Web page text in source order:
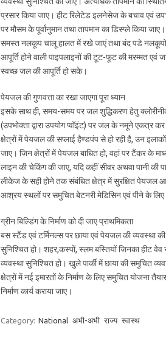
प्रसार किया जाए। हीट रिलेटेड इलनेसेज के बचाव एवं
पर मौसम के पूर्वानुमान तथा तापमान का डिस्प्ले किया
समस्त नलकूप चालू हालत में रखे जाएं तथा बंद पडे नलकूपों
आपूर्ति होने वाली पाइपलाइनों की टूट-फूट की मरम्मत एवं
स्वच्छ जल की आपूर्ति हो सके।
पेयजल की गुणवत्ता का रखा जाएगा पूरा ध्यान
इसके साथ ही, समय-समय पर जल शुद्धिकरण हेतु
(उपभोक्ता द्वारा उपयोग प्वॉइंट) पर जल के नमूने एकत्र
क्षेत्रों में पेयजल की सप्लाई हैण्डपंप से हो रही है, उन
जाए। जिन क्षेत्रों में पेयजल बाधित हो, वहां पर टैंकर के
लाइन की चेकिंग की जाए, यदि कहीं सीवर अथवा पानी
लीकेज के सही होने तक संबंधित क्षेत्र में सुरक्षित पेयजल
आश्रय स्थलों पर समुचित बेटनरी मेडिसिन एवं पीने के
ग्रीन बिल्डिंग के निर्माण को दी जाए प्राथमिकता
बस स्टैंड एवं टर्मिनल्स पर छाया एवं पेयजल की व्यवस्था की
सुनिश्चित हो। शहर,कस्पों, स्लम बस्तियों जिनका हीट वेव
व्यवस्था सुनिश्चित हो। खुले पार्की में छाया की समुचित
क्षेत्रों में नई इमारतों के निर्माण के लिए समुचित योजना
निर्माण कार्य कराया जाए।
Category: National अभी-अभी राज्य स्वास्थ